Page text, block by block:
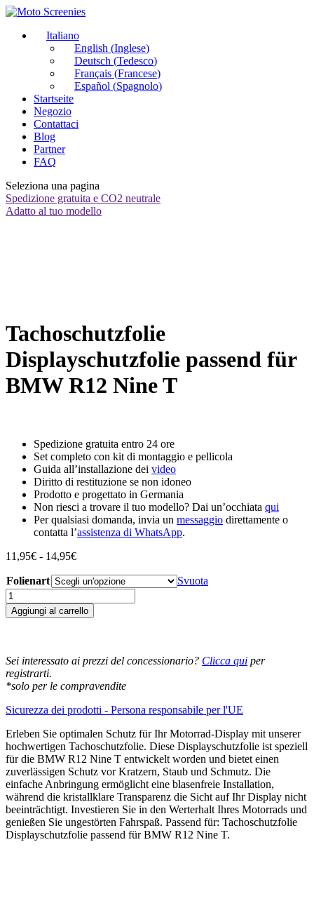
Italiano
English (Inglese)
Deutsch (Tedesco)
Français (Francese)
Español (Spagnolo)
Startseite
Negozio
Contattaci
Blog
Partner
FAQ
Seleziona una pagina
Spedizione gratuita e CO2 neutrale
Adatto al tuo modello
Tachoschutzfolie
Displayschutzfolie passend für
BMW R12 Nine T
Spedizione gratuita entro 24 ore
Set completo con kit di montaggio e pellicola
Guida all’installazione dei video
Diritto di restituzione se non idoneo
Prodotto e progettato in Germania
Non riesci a trovare il tuo modello? Dai un’occhiata qui
Per qualsiasi domanda, invia un messaggio direttamente o
contatta l’assistenza di WhatsApp.
11,95€ - 14,95€Fascia
prezzo:
da
11,95€
a
Folienart
Svuota
Tachoschutzfolie
Displayschutzfolie
passend
R12
Nine
T
quantità
Aggiungi al carrello
Sei interessato ai prezzi del concessionario? Clicca qui per
registrarti.
*solo per le compravendite
Sicurezza dei prodotti - Persona responsabile per l'UE
Erleben Sie optimalen Schutz für Ihr Motorrad-Display mit unserer
hochwertigen Tachoschutzfolie. Diese Displayschutzfolie ist speziell
für die BMW R12 Nine T entwickelt worden und bietet einen
zuverlässigen Schutz vor Kratzern, Staub und Schmutz. Die
einfache Anbringung ermöglicht eine blasenfreie Installation,
während die kristallklare Transparenz die Sicht auf Ihr Display nicht
beeinträchtigt. Investieren Sie in den Werterhalt Ihres Motorrads und
genießen Sie ungestörten Fahrspaß. Passend für: Tachoschutzfolie
Displayschutzfolie passend für BMW R12 Nine T.